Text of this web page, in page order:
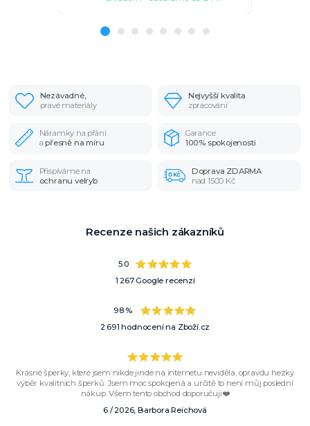
Nezávadné,
pravé materiály
Nejvyšší kvalita
zpracování
Náramky na přání
apřesně na míru
Garance
100% spokojenosti
Přispíváme na
ochranu velryb
Doprava ZDARMA
nad 1500 Kč
Recenze našich zákazníků
5.0
1 267 Google recenzí
98 %
2 691 hodnocení na Zboží.cz
Krásné šperky, které jsem nikde jinde na internetu neviděla, opravdu hezký
výběr kvalitních šperků. Jsem moc spokojená a určitě to není můj poslední
nákup. Všem tento obchod doporučuji❤️
6 / 2026, Barbora Reichová